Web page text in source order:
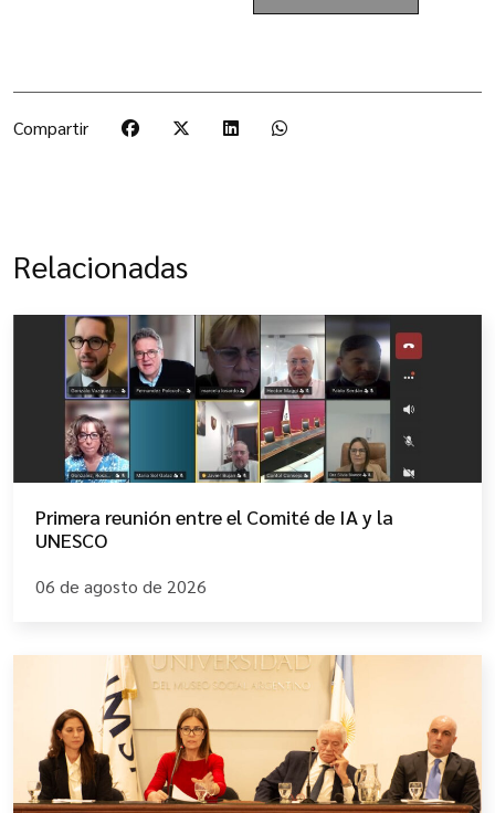
Compartir
Relacionadas
Primera reunión entre el Comité de IA y la
UNESCO
06 de agosto de 2026